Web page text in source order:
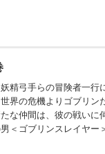
精弓手らの冒険者一行
界の危機よりゴブリ
仲間は、彼の戦いに
＜ゴブリンスレイヤー